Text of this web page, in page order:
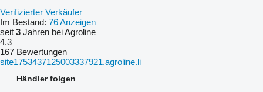
Verifizierter Verkäufer
Im Bestand: 76 Anzeigen
seit 3 Jahren bei Agroline
4.3
167 Bewertungen
site1753437125003337921.agroline.li
Händler folgen